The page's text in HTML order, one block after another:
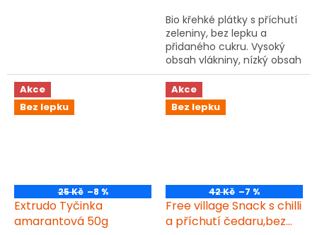
Bio křehké plátky s příchutí
zeleniny, bez lepku a
přidaného cukru. Vysoký
obsah vlákniny, nízký obsah
soli. Ideální ke snídani nebo
jako zdravá svačinka.
Akce
Bez lepku
25 Kč –8 %
Extrudo Tyčinka
amarantová 50g
Akce
Bez lepku
42 Kč –7 %
Free village Snack s chilli
a příchutí čedaru,bez